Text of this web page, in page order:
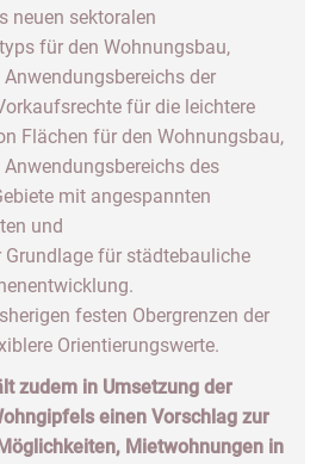
neuen sektoralen
für den Wohnungsbau,
der
für die leichtere
Flächen für den Wohnungsbau,
Anwendungsbereichs des
mit angespannten
und
für städtebauliche
festen Obergrenzen der
Orientierungswerte.
zudem in Umsetzung der
einen Vorschlag zur
Mietwohnungen in